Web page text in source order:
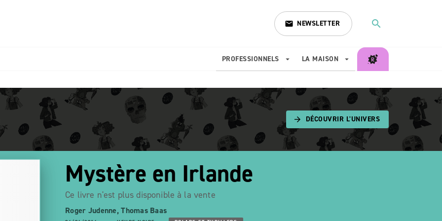
email NEWSLETTER search
PROFESSIONNELS arrow_drop_down LA MAISON arrow_drop_down
search
arrow_forward DÉCOUVRIR L'UNIVERS
Mystère en Irlande
Ce livre n'est plus disponible à la vente
Roger Judenne,Thomas Baas